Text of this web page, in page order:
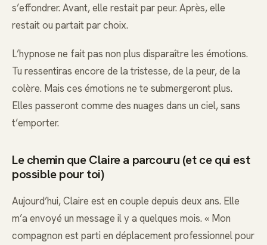
s’effondrer. Avant, elle restait par peur. Après, elle
restait ou partait par choix.
L’hypnose ne fait pas non plus disparaître les émotions.
Tu ressentiras encore de la tristesse, de la peur, de la
colère. Mais ces émotions ne te submergeront plus.
Elles passeront comme des nuages dans un ciel, sans
t’emporter.
Le chemin que Claire a parcouru (et ce qui est
possible pour toi)
Aujourd’hui, Claire est en couple depuis deux ans. Elle
m’a envoyé un message il y a quelques mois. « Mon
compagnon est parti en déplacement professionnel pour